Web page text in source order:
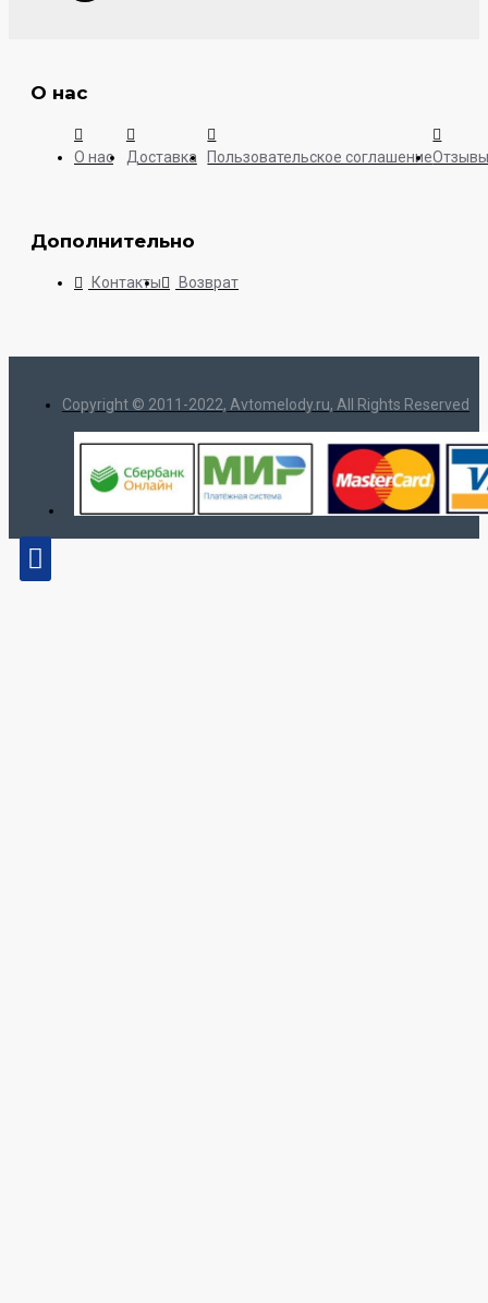
О нас
О нас Доставка Пользовательское соглашение
Дополнительно
Контакты Возврат
Copyright © 2011-2022, Avtomelody.ru, All Rights Reserved